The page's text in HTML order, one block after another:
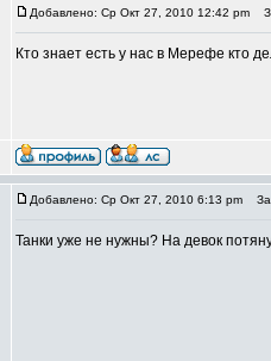
Добавлено: Ср Окт 27, 2010 12:42 pm
Кто знает есть у нас в Мерефе кто
Добавлено: Ср Окт 27, 2010 6:13 pm
Танки уже не нужны? На девок